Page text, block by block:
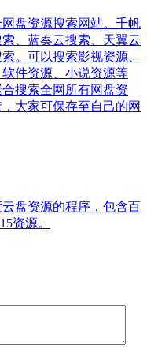
盘资源搜索网站。千帆
、蓝奏云搜索、天翼云
。可以搜索影视资源、
件资源、小说资源等
搜索全网所有网盘资
大家可保存至自己的网
盘资源的程序，包含百
资源。